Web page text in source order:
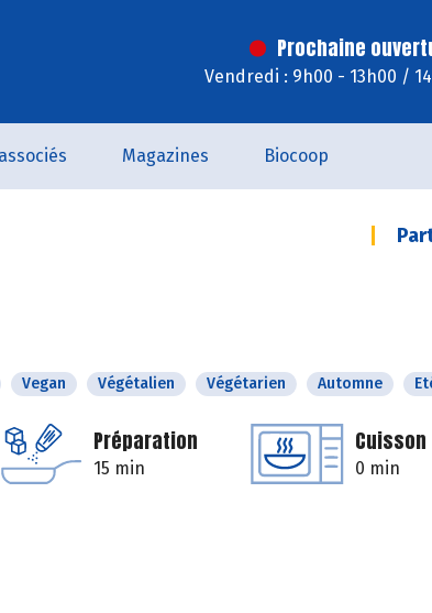
Prochaine
Vendredi : 9h00 - 13h00 /
Magazines Biocoop
Vegan Végétalien Végétarien Automne
Préparation
15 min
Cuisson
0 min